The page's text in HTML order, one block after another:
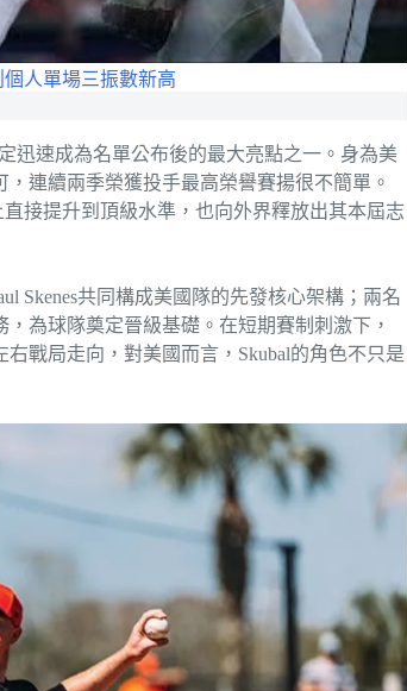
個人單場三振數新高
迅速成為名單公布後的最大亮點之一。身為美
連續兩季榮獲投手最高榮譽賽揚很不簡單。
接提升到頂級水準，也向外界釋放出其本屆志
Skenes共同構成美國隊的先發核心架構；兩名
為球隊奠定晉級基礎。在短期賽制刺激下，
戰局走向，對美國而言，Skubal的角色不只是